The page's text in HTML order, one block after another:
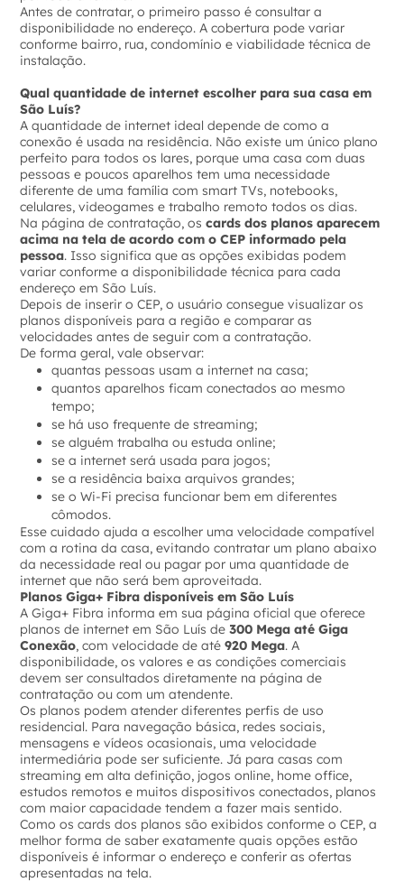
Antes de contratar, o primeiro passo é consultar a
disponibilidade no endereço. A cobertura pode variar
conforme bairro, rua, condomínio e viabilidade técnica de
instalação.
Qual quantidade de internet escolher para sua casa em
São Luís?
A quantidade de internet ideal depende de como a
conexão é usada na residência. Não existe um único plano
perfeito para todos os lares, porque uma casa com duas
pessoas e poucos aparelhos tem uma necessidade
diferente de uma família com smart TVs, notebooks,
celulares, videogames e trabalho remoto todos os dias.
Na página de contratação, oscards dos planos aparecem
acima na tela de acordo com o CEP informado pela
pessoa. Isso significa que as opções exibidas podem
variar conforme a disponibilidade técnica para cada
endereço em São Luís.
Depois de inserir o CEP, o usuário consegue visualizar os
planos disponíveis para a região e comparar as
velocidades antes de seguir com a contratação.
De forma geral, vale observar:
quantas pessoas usam a internet na casa;
quantos aparelhos ficam conectados ao mesmo
tempo;
se há uso frequente de streaming;
se alguém trabalha ou estuda online;
se a internet será usada para jogos;
se a residência baixa arquivos grandes;
se o Wi-Fi precisa funcionar bem em diferentes
cômodos.
Esse cuidado ajuda a escolher uma velocidade compatível
com a rotina da casa, evitando contratar um plano abaixo
da necessidade real ou pagar por uma quantidade de
internet que não será bem aproveitada.
Planos Giga+ Fibra disponíveis em São Luís
A Giga+ Fibra informa em sua página oficial que oferece
planos de internet em São Luís de300 Mega até Giga
Conexão, com velocidade de até920 Mega. A
disponibilidade, os valores e as condições comerciais
devem ser consultados diretamente na página de
contratação ou com um atendente.
Os planos podem atender diferentes perfis de uso
residencial. Para navegação básica, redes sociais,
mensagens e vídeos ocasionais, uma velocidade
intermediária pode ser suficiente. Já para casas com
streaming em alta definição, jogos online, home office,
estudos remotos e muitos dispositivos conectados, planos
com maior capacidade tendem a fazer mais sentido.
Como os cards dos planos são exibidos conforme o CEP, a
melhor forma de saber exatamente quais opções estão
disponíveis é informar o endereço e conferir as ofertas
apresentadas na tela.